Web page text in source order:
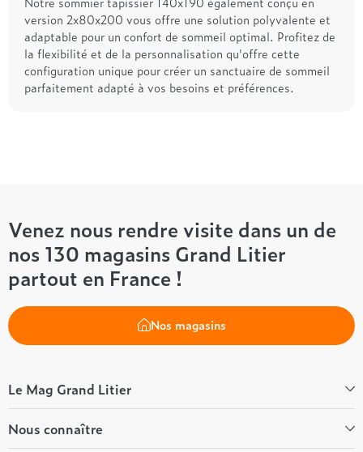
version 2x80x200 vous offre une solution polyvalente et
adaptable pour un confort de sommeil optimal. Profitez de
la flexibilité et de la personnalisation qu'offre cette
configuration unique pour créer un sanctuaire de sommeil
parfaitement adapté à vos besoins et préférences.
Venez nous rendre visite dans un de
nos 130 magasins Grand Litier
partout en France !
Nos magasins
Le Mag Grand Litier
Bien-être
Conseils literie
Nous connaître